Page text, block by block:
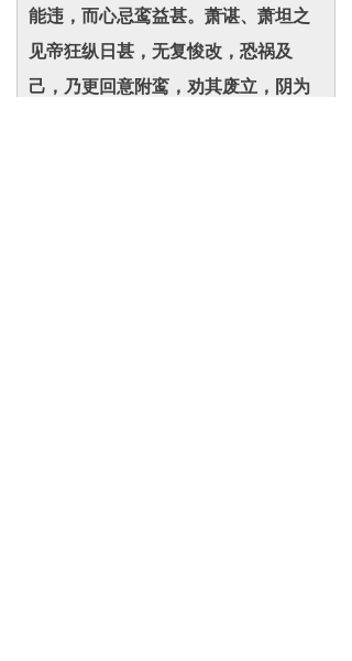
能违，而心忌鸾益甚。萧谌、萧坦之
见帝狂纵日甚，无复悛改，恐祸及
己，乃更回意附鸾，劝其废立，阴为